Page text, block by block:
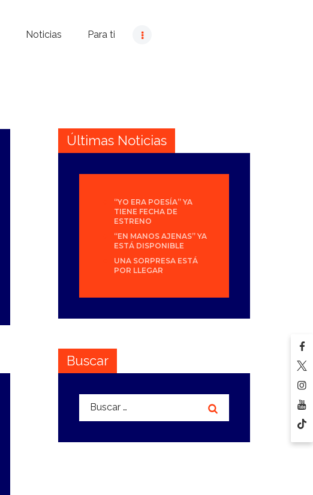
Noticias Para ti
Últimas Noticias
“YO ERA POESÍA” YA
TIENE FECHA DE
ESTRENO
“EN MANOS AJENAS” YA
ESTÁ DISPONIBLE
UNA SORPRESA ESTÁ
POR LLEGAR
Buscar
Buscar: